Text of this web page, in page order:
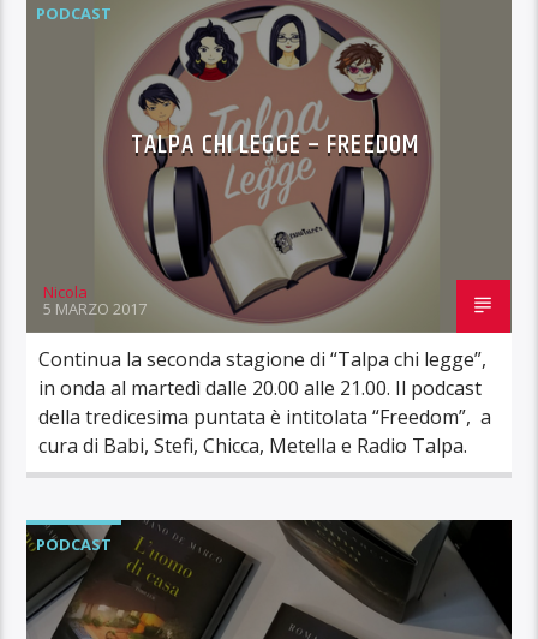
PODCAST
TALPA CHI LEGGE – FREEDOM
Nicola
5 MARZO 2017
Continua la seconda stagione di “Talpa chi legge”,
in onda al martedì dalle 20.00 alle 21.00. Il podcast
della tredicesima puntata è intitolata “Freedom”, a
cura di Babi, Stefi, Chicca, Metella e Radio Talpa.
PODCAST